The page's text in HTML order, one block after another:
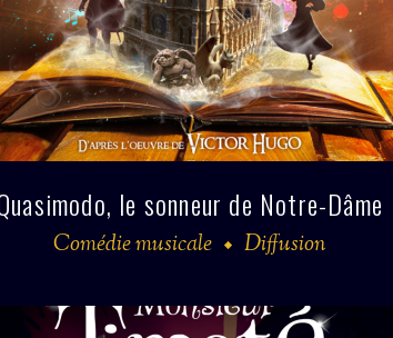
le sonneur de Notre-Dâme
Comédie musicale Diffusion